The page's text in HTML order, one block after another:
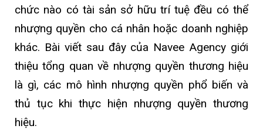
chức nào có tài sản sở hữu trí tuệ đều có thể
nhượng quyền cho cá nhân hoặc doanh nghiệp
khác. Bài viết sau đây của Navee Agency giới
thiệu tổng quan về nhượng quyền thương hiệu
là gì, các mô hình nhượng quyền phổ biến và
thủ tục khi thực hiện nhượng quyền thương
hiệu.